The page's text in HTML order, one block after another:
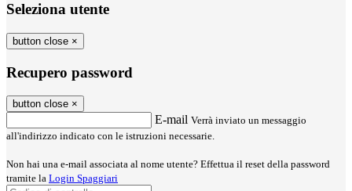
Seleziona utente
button close ×
Recupero password
button close ×
E-mail Verrà inviato un messaggio
all'indirizzo indicato con le istruzioni necessarie.
Non hai una e-mail associata al nome utente? Effettua il reset della password
tramite la Login Spaggiari